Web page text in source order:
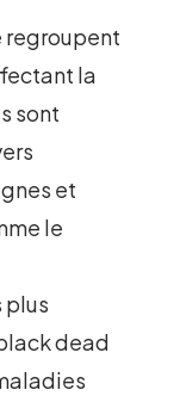
regroupent
la
sont
et
le
plus
dead